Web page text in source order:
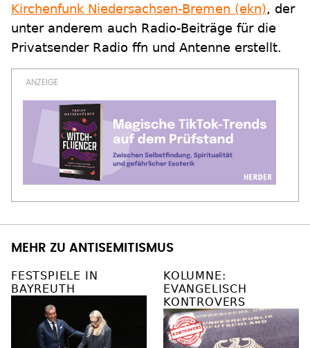
Kirchenfunk Niedersachsen-Bremen (ekn), der
unter anderem auch Radio-Beiträge für die
Privatsender Radio ffn und Antenne erstellt.
MEHR ZU ANTISEMITISMUS
FESTSPIELE IN
BAYREUTH
KOLUMNE:
EVANGELISCH
KONTROVERS